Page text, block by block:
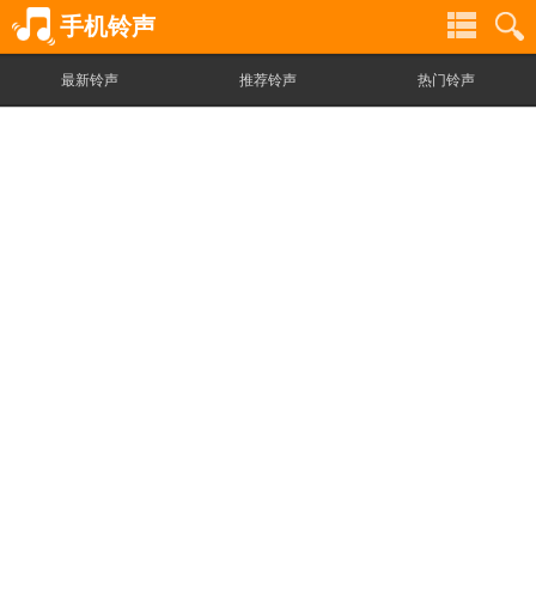
手机铃声
最新铃声 推荐铃声 热门铃声